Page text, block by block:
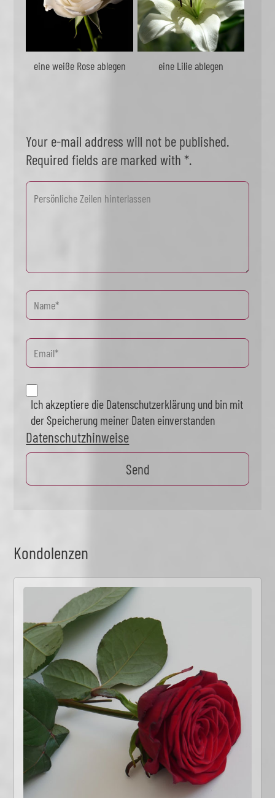
eine weiße Rose ablegen eine Lilie ablegen
Your e-mail address will not be published.
Required fields are marked with *.
Ich akzeptiere die Datenschutzerklärung und bin mit
der Speicherung meiner Daten einverstanden
Datenschutzhinweise
Kondolenzen